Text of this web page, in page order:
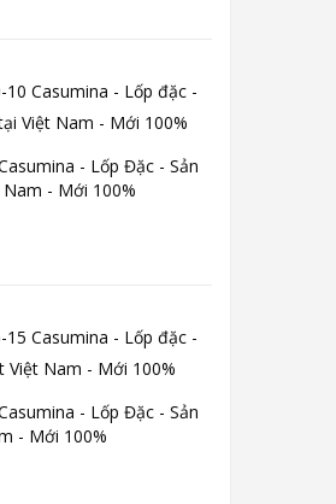
- Lốp Đặc - Sản
- Mới 100%
- Lốp Đặc - Sản
- Mới 100%